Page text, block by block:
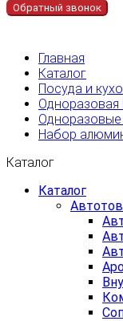
Обратный звонок
Главная
Каталог
Посуда и
Одноразовая
Набор
Каталог
Каталог